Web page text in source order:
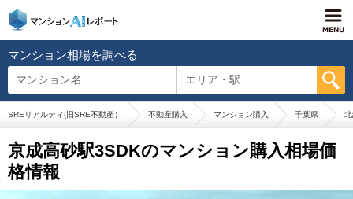
マンション相場を調べる
マンション名 エリア・駅
SREリアルティ(旧SRE不動産） 不動産購入 マンション購入 千葉県
京成高砂駅3SDKのマンション購入相場価
格情報